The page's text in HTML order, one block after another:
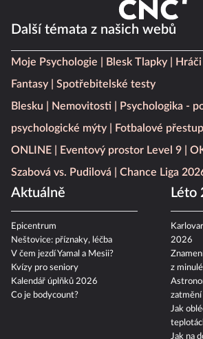
Další témata z našich webů
Moje Psychologie Blesk Tlapky
Fantasy
Spotřebitelské testy
Blesku
Nemovitosti
Psychologika -
psychologické mýty
Fotbalové
ONLINE
Eventový prostor Level 9
Szabová vs. Pudilová
Chance Liga
Aktuálně
Epicentrum
Neštovice: příznaky, léčba
V čem jezdí Yamal a Mesii?
Léto
2026
z
zatmění